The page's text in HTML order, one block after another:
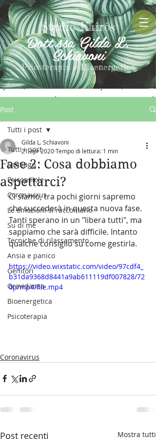
Studio Kairòs
Dott.ssa Gilda L.
Schiavoni
Psicoterapia e Bioenergetica
Post
Tutti i post
Santiago
Psicopillole
Coronavirus
Le emozioni si raccontano
Su di me
Tecniche di rilassamento
Ansia e panico
Genitori
Gravidanza
Bioenergetica
Psicoterapia
Tutti i post
Fase 2: Cosa dobbiamo
aspettarci?
Gilda L. Schiavoni
21 apr 2020Tempo di lettura: 1 min
Ci siamo, tra pochi giorni sapremo
che succederà in questa nuova fase.
Tanti sperano in un "libera tutti", ma
sappiamo che sarà difficile. Intanto
qualche consiglio su come gestirla.
https://video.wixstatic.com/video/97cdf4_
b31da9368d8441a9ab611119df007828/72
0p/mp4/file.mp4
Coronavirus
Post recenti Mostra tutti